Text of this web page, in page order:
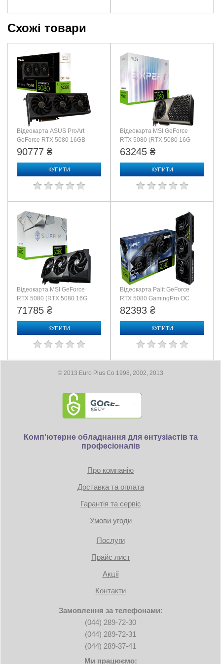
Длина видеокарты 340 мм
Требование к блоку питания:
Коннекторы: 1 x 16-pin
TDP: 360W
Минимум 850 Вт
Схожі товари
Відеокарта ASUS ProArt
GeForce RTX 5080 16GB
GDDR7 OC Edition
90777 ₴
КУПИТИ
Відеокарта MSI GeForce
RTX 5080 (RTX 5080 16G
EXPERT OC)
63245 ₴
КУПИТИ
Відеокарта MSI GeForce
RTX 5080 (RTX 5080 16G
SUPRIM SOC)
71785 ₴
КУПИТИ
Відеокарта Palit GeForce
RTX 5080 GamingPro OC
V1 (NE75080S19T2-
82393 ₴
КУПИТИ
© 2013 Euro Plus Co 1998, 2002, 2013
Комп'ютерне обладнання для ентузіастів та
професіоналів
Про компанію
Доставка та оплата
Гарантія та сервіс
Умови угоди
Послуги
Прайс лист
Акції
Контакти
Замовлення за телефонами:
(044) 289-72-30
(044) 289-72-31
(044) 289-37-41
Ми працюємо: